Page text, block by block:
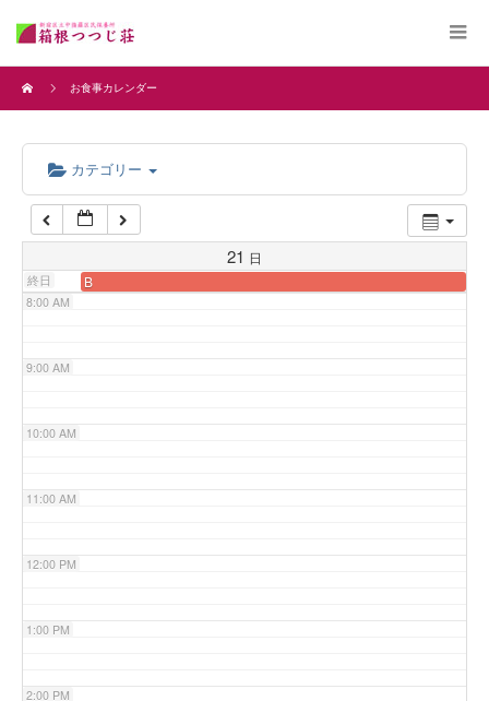
お食事カレンダー
カテゴリー
21 日
終日 B
4:00 AM
6:00 AM
7:00 AM
8:00 AM
9:00 AM
10:00 AM
11:00 AM
12:00 PM
1:00 PM
2:00 PM